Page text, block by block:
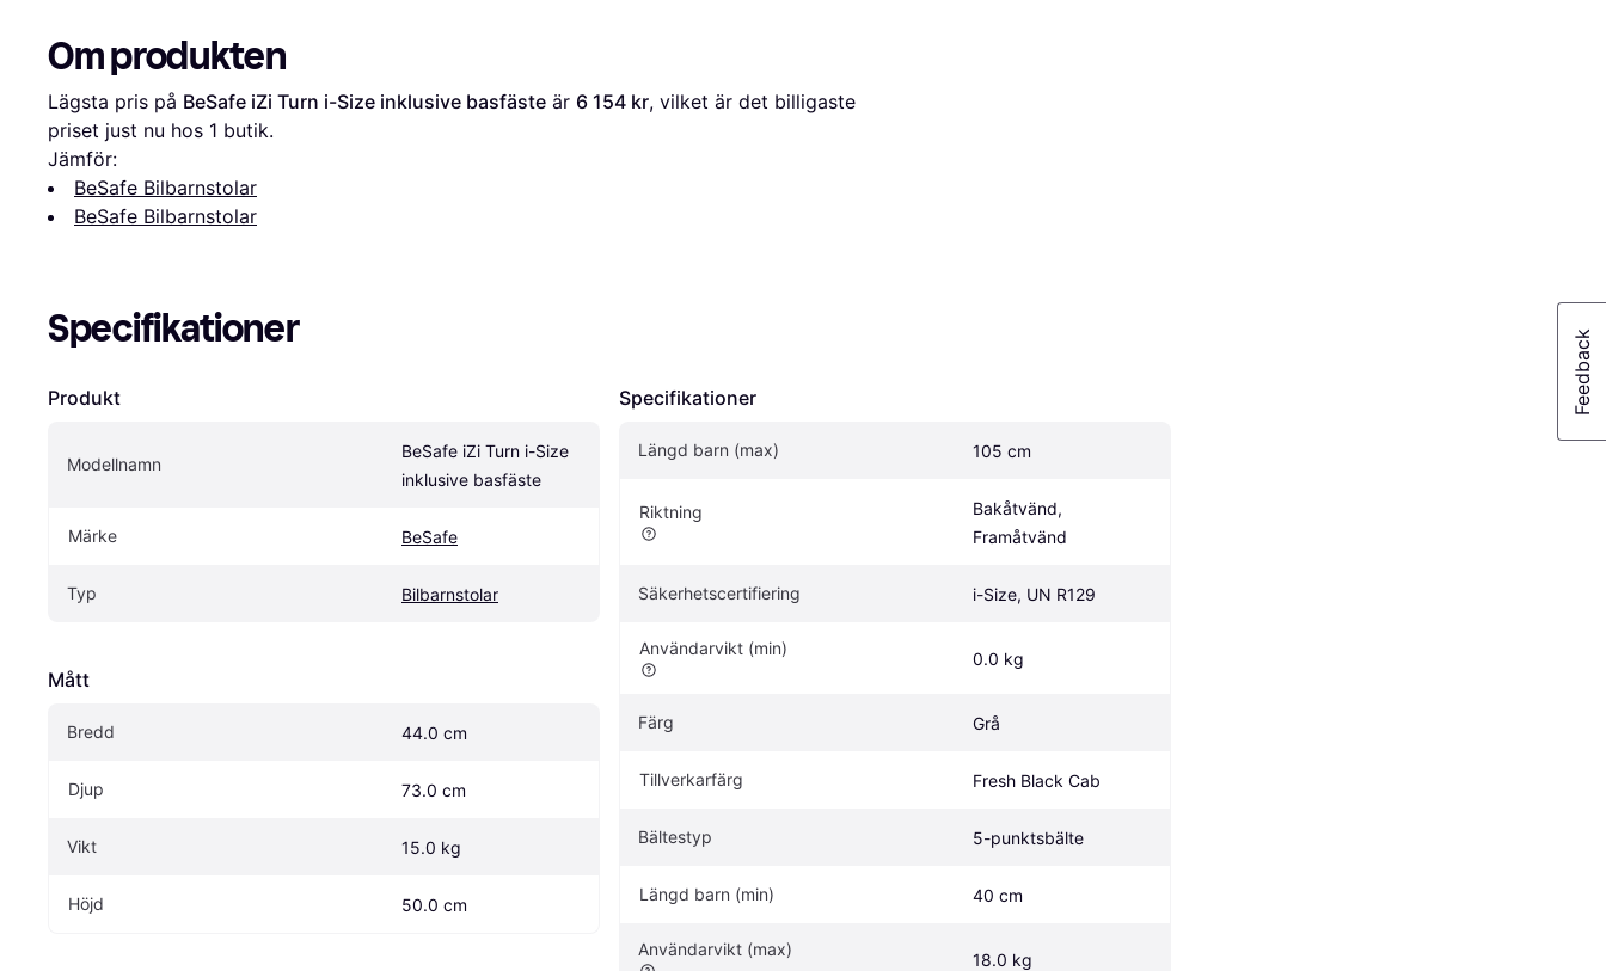
Om produkten
Lägsta pris på BeSafe iZi Turn i-Size inklusive basfäste är 6 154 kr, vilket är det billigaste
priset just nu hos 1 butik.
Jämför:
BeSafe Bilbarnstolar
BeSafe Bilbarnstolar
Specifikationer
Produkt
Modellnamn
BeSafe iZi Turn i-Size
inklusive basfäste
Märke BeSafe
Typ Bilbarnstolar
Mått
Bredd 44.0 cm
Djup 73.0 cm
Vikt 15.0 kg
Höjd 50.0 cm
Specifikationer
Längd barn (max) 105 cm
Riktning
Bakåtvänd,
Framåtvänd
Säkerhetscertifiering i-Size, UN R129
Användarvikt (min)
0.0 kg
Färg Grå
Tillverkarfärg Fresh Black Cab
Bältestyp 5-punktsbälte
Längd barn (min) 40 cm
Användarvikt (max)
18.0 kg